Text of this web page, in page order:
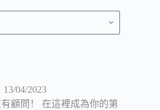
13/04/2023
顧問！ 在這裡成為你的第